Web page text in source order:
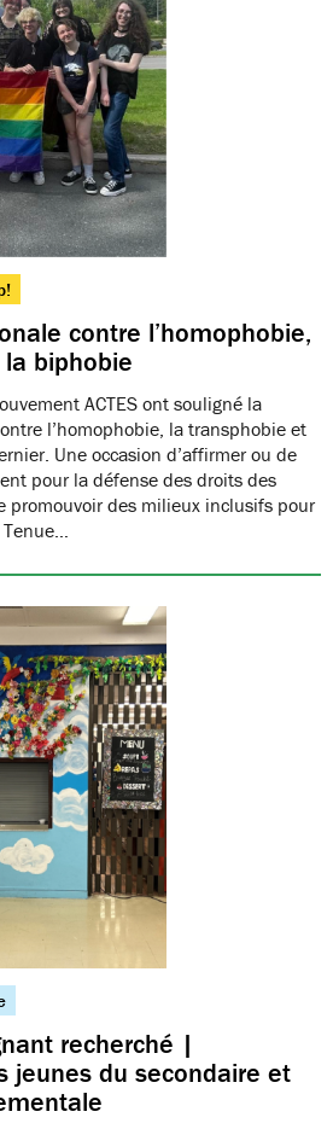
contre l’homophobie,
biphobie
ACTES ont souligné la
l’homophobie, la transphobie et
Une occasion d’affirmer ou de
pour la défense des droits des
promouvoir des milieux inclusifs pour
recherché |
jeunes du secondaire et